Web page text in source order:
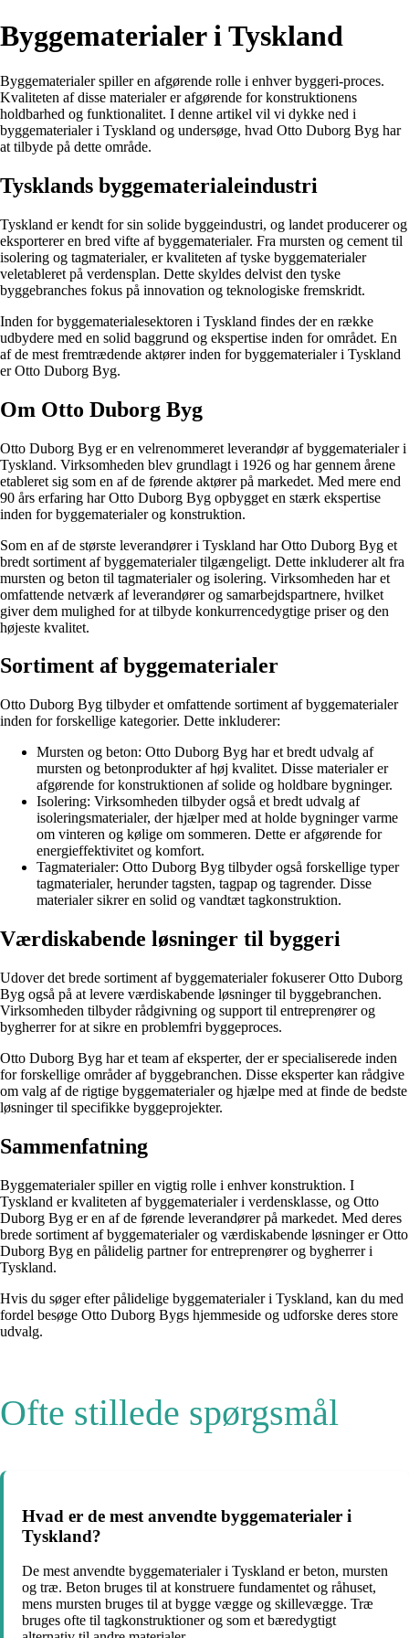
Byggematerialer i Tyskland
Byggematerialer spiller en afgørende rolle i enhver byggeri-proces.
Kvaliteten af disse materialer er afgørende for konstruktionens
holdbarhed og funktionalitet. I denne artikel vil vi dykke ned i
byggematerialer i Tyskland og undersøge, hvad Otto Duborg Byg har
at tilbyde på dette område.
Tysklands byggematerialeindustri
Tyskland er kendt for sin solide byggeindustri, og landet producerer og
eksporterer en bred vifte af byggematerialer. Fra mursten og cement til
isolering og tagmaterialer, er kvaliteten af tyske byggematerialer
veletableret på verdensplan. Dette skyldes delvist den tyske
byggebranches fokus på innovation og teknologiske fremskridt.
Inden for byggematerialesektoren i Tyskland findes der en række
udbydere med en solid baggrund og ekspertise inden for området. En
af de mest fremtrædende aktører inden for byggematerialer i Tyskland
er Otto Duborg Byg.
Om Otto Duborg Byg
Otto Duborg Byg er en velrenommeret leverandør af byggematerialer i
Tyskland. Virksomheden blev grundlagt i 1926 og har gennem årene
etableret sig som en af de førende aktører på markedet. Med mere end
90 års erfaring har Otto Duborg Byg opbygget en stærk ekspertise
inden for byggematerialer og konstruktion.
Som en af de største leverandører i Tyskland har Otto Duborg Byg et
bredt sortiment af byggematerialer tilgængeligt. Dette inkluderer alt fra
mursten og beton til tagmaterialer og isolering. Virksomheden har et
omfattende netværk af leverandører og samarbejdspartnere, hvilket
giver dem mulighed for at tilbyde konkurrencedygtige priser og den
højeste kvalitet.
Sortiment af byggematerialer
Otto Duborg Byg tilbyder et omfattende sortiment af byggematerialer
inden for forskellige kategorier. Dette inkluderer:
Mursten og beton: Otto Duborg Byg har et bredt udvalg af
mursten og betonprodukter af høj kvalitet. Disse materialer er
afgørende for konstruktionen af solide og holdbare bygninger.
Isolering: Virksomheden tilbyder også et bredt udvalg af
isoleringsmaterialer, der hjælper med at holde bygninger varme
om vinteren og kølige om sommeren. Dette er afgørende for
energieffektivitet og komfort.
Tagmaterialer: Otto Duborg Byg tilbyder også forskellige typer
tagmaterialer, herunder tagsten, tagpap og tagrender. Disse
materialer sikrer en solid og vandtæt tagkonstruktion.
Værdiskabende løsninger til byggeri
Udover det brede sortiment af byggematerialer fokuserer Otto Duborg
Byg også på at levere værdiskabende løsninger til byggebranchen.
Virksomheden tilbyder rådgivning og support til entreprenører og
bygherrer for at sikre en problemfri byggeproces.
Otto Duborg Byg har et team af eksperter, der er specialiserede inden
for forskellige områder af byggebranchen. Disse eksperter kan rådgive
om valg af de rigtige byggematerialer og hjælpe med at finde de bedste
løsninger til specifikke byggeprojekter.
Sammenfatning
Byggematerialer spiller en vigtig rolle i enhver konstruktion. I
Tyskland er kvaliteten af byggematerialer i verdensklasse, og Otto
Duborg Byg er en af de førende leverandører på markedet. Med deres
brede sortiment af byggematerialer og værdiskabende løsninger er Otto
Duborg Byg en pålidelig partner for entreprenører og bygherrer i
Tyskland.
Hvis du søger efter pålidelige byggematerialer i Tyskland, kan du med
fordel besøge Otto Duborg Bygs hjemmeside og udforske deres store
udvalg.
Ofte stillede spørgsmål
Hvad er de mest anvendte byggematerialer i
Tyskland?
De mest anvendte byggematerialer i Tyskland er beton, mursten
og træ. Beton bruges til at konstruere fundamentet og råhuset,
mens mursten bruges til at bygge vægge og skillevægge. Træ
bruges ofte til tagkonstruktioner og som et bæredygtigt